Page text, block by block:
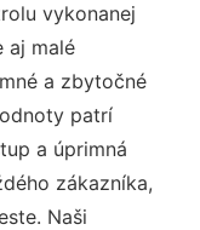
vykonanej
aj malé
a zbytočné
patrí
a úprimná
zákazníka,
Naši